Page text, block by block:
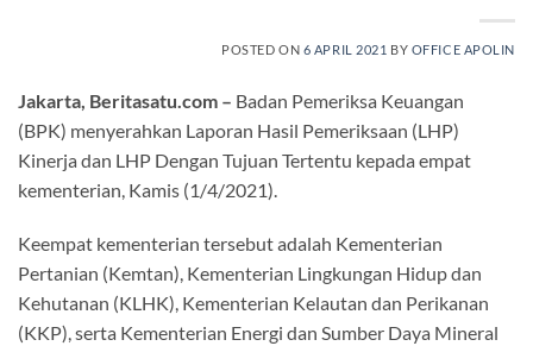
POSTED ON 6 APRIL 2021 BY OFFICE APOLIN
Jakarta, Beritasatu.com – Badan Pemeriksa Keuangan
(BPK) menyerahkan Laporan Hasil Pemeriksaan (LHP)
Kinerja dan LHP Dengan Tujuan Tertentu kepada empat
kementerian, Kamis (1/4/2021).
Keempat kementerian tersebut adalah Kementerian
Pertanian (Kemtan), Kementerian Lingkungan Hidup dan
Kehutanan (KLHK), Kementerian Kelautan dan Perikanan
(KKP), serta Kementerian Energi dan Sumber Daya Mineral